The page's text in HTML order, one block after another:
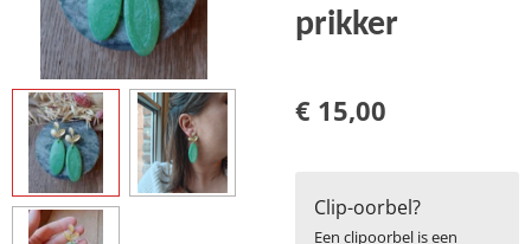
prikker
€ 15,00
Clip-oorbel?
Een clipoorbel is een